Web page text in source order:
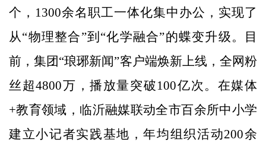
个，1300余名职工一体化集中办公，实现了
从“物理整合”到“化学融合”的蝶变升级。目
前，集团“琅琊新闻”客户端焕新上线，全网粉
丝超4800万，播放量突破100亿次。在媒体
+教育领域，临沂融媒联动全市百余所中小学
建立小记者实践基地，年均组织活动200余